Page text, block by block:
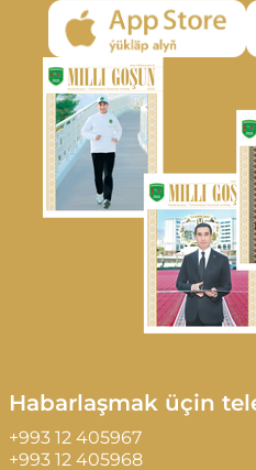
Habarlaşmak üçin
+993 12 405967
+993 12 405968